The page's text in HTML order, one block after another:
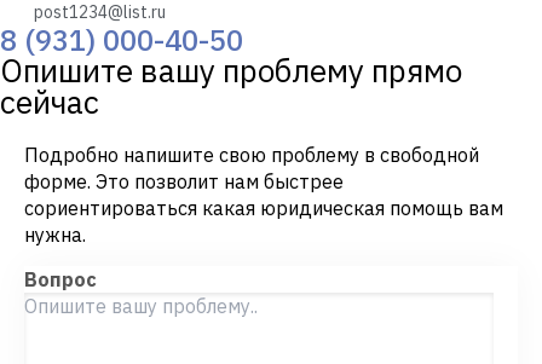
post1234@list.ru
8 (931) 000-40-50
Опишите вашу проблему прямо
сейчас
Подробно напишите свою проблему в свободной
форме. Это позволит нам быстрее
сориентироваться какая юридическая помощь вам
нужна.
Вопрос